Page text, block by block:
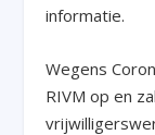
informatie.
Wegens
RIVM op en